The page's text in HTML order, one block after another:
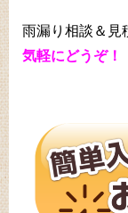
雨漏り相談＆見
気軽にどうぞ！